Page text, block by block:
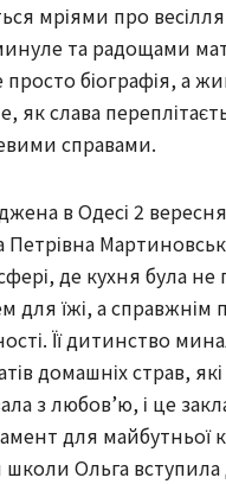
мріями про
та радощами
біографія, а
як слава
справами.
в Одесі 2
Петрівна
де кухня була не
для їжі, а справжнім
Її дитинство
домашніх страв,
з любов’ю, і це
для майбутньої
школи Ольга